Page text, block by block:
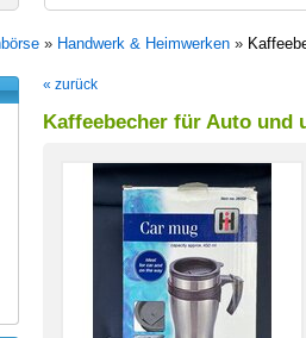
» Handwerk & Heimwerken »
« zurück
Kaffeebecher für Auto und